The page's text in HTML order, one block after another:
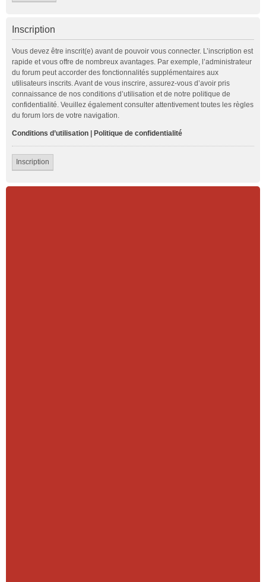
Inscription
Vous devez être inscrit(e) avant de pouvoir vous connecter. L’inscription est
rapide et vous offre de nombreux avantages. Par exemple, l’administrateur
du forum peut accorder des fonctionnalités supplémentaires aux
utilisateurs inscrits. Avant de vous inscrire, assurez-vous d’avoir pris
connaissance de nos conditions d’utilisation et de notre politique de
confidentialité. Veuillez également consulter attentivement toutes les règles
du forum lors de votre navigation.
Conditions d’utilisation Politique de confidentialité
Inscription